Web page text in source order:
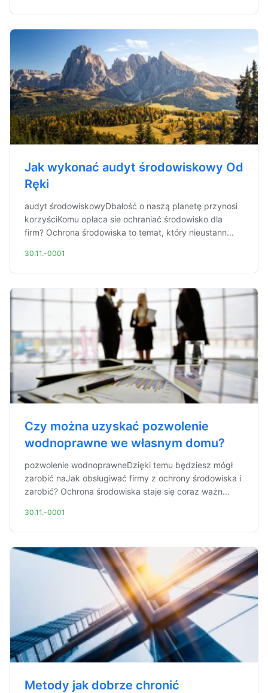
Jak wykonać audyt środowiskowy Od
Ręki
audyt środowiskowyDbałość o naszą planetę przynosi
korzyściKomu opłaca sie ochraniać środowisko dla
firm? Ochrona środowiska to temat, który nieustann...
30.11.-0001
Czy można uzyskać pozwolenie
wodnoprawne we własnym domu?
pozwolenie wodnoprawneDzięki temu będziesz mógł
zarobić naJak obsługiwać firmy z ochrony środowiska i
zarobić? Ochrona środowiska staje się coraz ważn...
30.11.-0001
Metody jak dobrze chronić